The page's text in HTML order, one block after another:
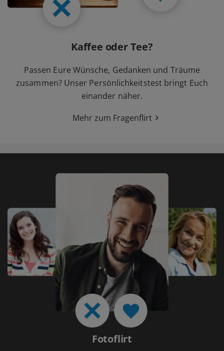
Kaffee oder Tee?
Passen Eure Wünsche, Gedanken und Träume
zusammen? Unser Persönlichkeitstest bringt Euch
einander näher.
Mehr zum Fragenflirt
Fotoflirt